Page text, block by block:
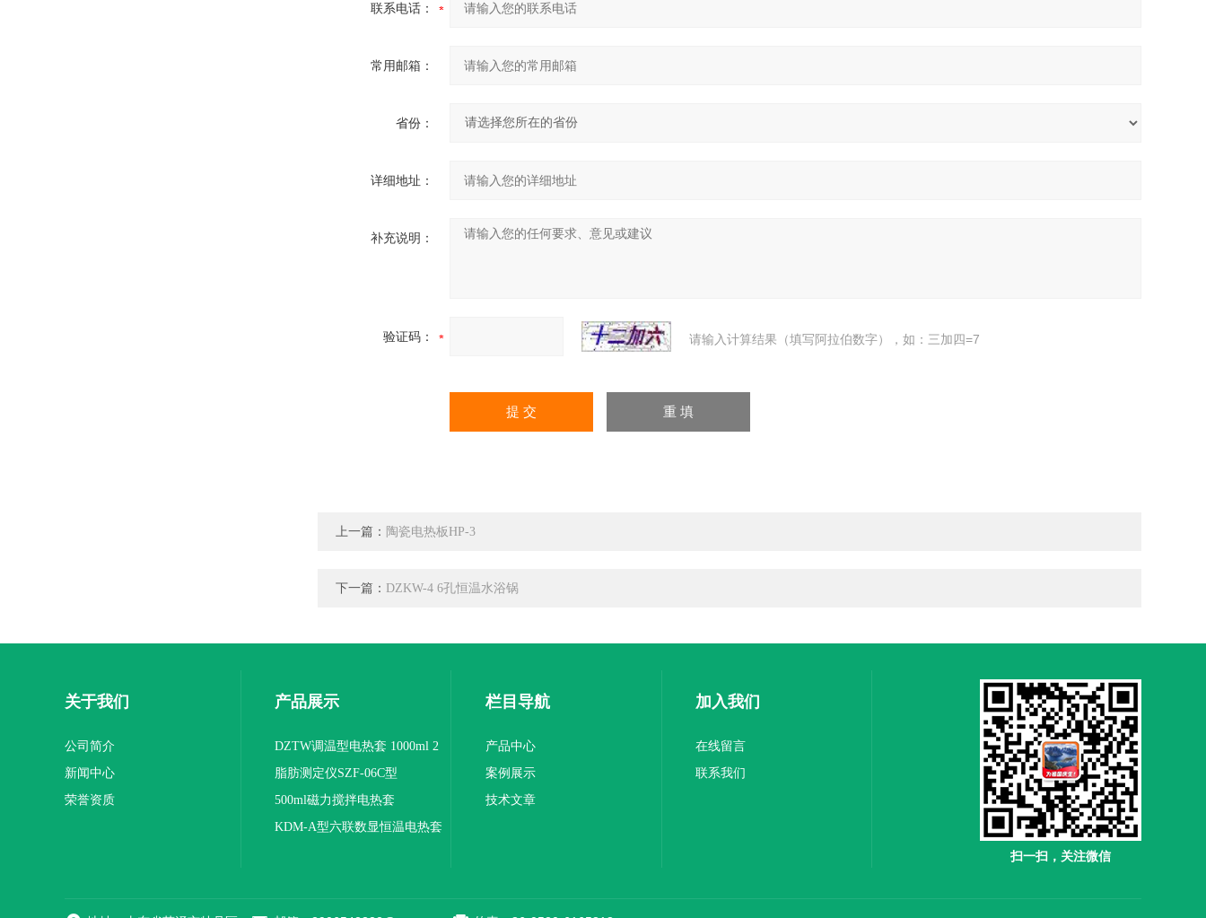
联系电话：
常用邮箱：
省份：
详细地址：
补充说明：
验证码： 请输入计算结果（填写阿拉伯数字），如：三加四=7
上一篇： 陶瓷电热板HP-3
下一篇： DZKW-4 6孔恒温水浴锅
关于我们
公司简介
新闻中心
荣誉资质
产品展示
DZTW调温型电热套 1000ml 2
联
脂肪测定仪SZF-06C型
500ml磁力搅拌电热套
KDM-A型六联数显恒温电热套
栏目导航
产品中心
案例展示
技术文章
加入我们
在线留言
联系我们
扫一扫，关注微信